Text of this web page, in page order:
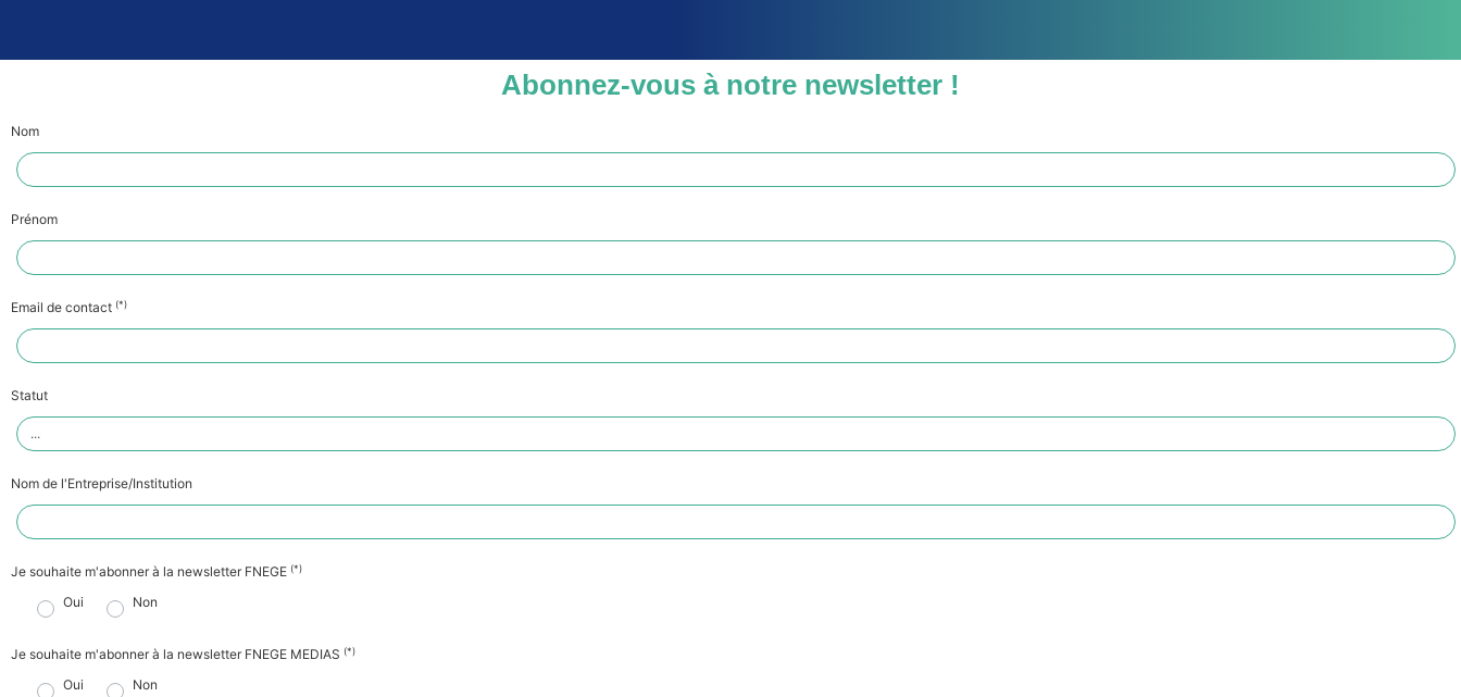
Abonnez-vous à notre newsletter !
Nom
Prénom
Email de contact (*)
Statut
Nom de l'Entreprise/Institution
Je souhaite m'abonner à la newsletter FNEGE (*)
Oui Non
Je souhaite m'abonner à la newsletter FNEGE MEDIAS (*)
Oui Non